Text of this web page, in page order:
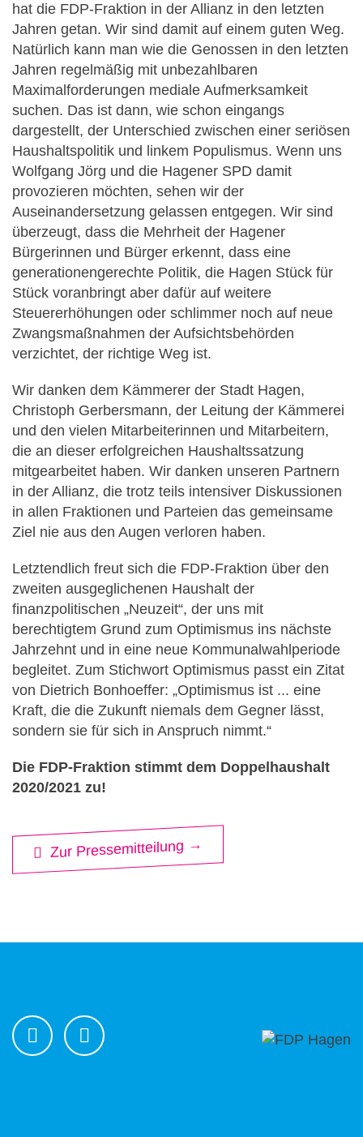
hat die FDP-Fraktion in der Allianz in den letzten
Jahren getan. Wir sind damit auf einem guten Weg.
Natürlich kann man wie die Genossen in den letzten
Jahren regelmäßig mit unbezahlbaren
Maximalforderungen mediale Aufmerksamkeit
suchen. Das ist dann, wie schon eingangs
dargestellt, der Unterschied zwischen einer seriösen
Haushaltspolitik und linkem Populismus. Wenn uns
Wolfgang Jörg und die Hagener SPD damit
provozieren möchten, sehen wir der
Auseinandersetzung gelassen entgegen. Wir sind
überzeugt, dass die Mehrheit der Hagener
Bürgerinnen und Bürger erkennt, dass eine
generationengerechte Politik, die Hagen Stück für
Stück voranbringt aber dafür auf weitere
Steuererhöhungen oder schlimmer noch auf neue
Zwangsmaßnahmen der Aufsichtsbehörden
verzichtet, der richtige Weg ist.
Wir danken dem Kämmerer der Stadt Hagen,
Christoph Gerbersmann, der Leitung der Kämmerei
und den vielen Mitarbeiterinnen und Mitarbeitern,
die an dieser erfolgreichen Haushaltssatzung
mitgearbeitet haben. Wir danken unseren Partnern
in der Allianz, die trotz teils intensiver Diskussionen
in allen Fraktionen und Parteien das gemeinsame
Ziel nie aus den Augen verloren haben.
Letztendlich freut sich die FDP-Fraktion über den
zweiten ausgeglichenen Haushalt der
finanzpolitischen „Neuzeit“, der uns mit
berechtigtem Grund zum Optimismus ins nächste
Jahrzehnt und in eine neue Kommunalwahlperiode
begleitet. Zum Stichwort Optimismus passt ein Zitat
von Dietrich Bonhoeffer: „Optimismus ist ... eine
Kraft, die die Zukunft niemals dem Gegner lässt,
sondern sie für sich in Anspruch nimmt.“
Die FDP-Fraktion stimmt dem Doppelhaushalt
2020/2021 zu!
Zur Pressemitteilung →